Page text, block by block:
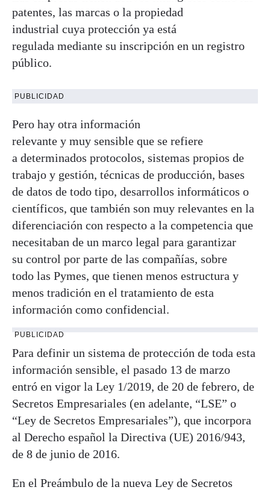
patentes, las marcas o la propiedad
industrial cuya protección ya está
regulada mediante su inscripción en un registro
público.
PUBLICIDAD
Pero hay otra información
relevante y muy sensible que se refiere
a determinados protocolos, sistemas propios de
trabajo y gestión, técnicas de producción, bases
de datos de todo tipo, desarrollos informáticos o
científicos, que también son muy relevantes en la
diferenciación con respecto a la competencia que
necesitaban de un marco legal para garantizar
su control por parte de las compañías, sobre
todo las Pymes, que tienen menos estructura y
menos tradición en el tratamiento de esta
información como confidencial.
PUBLICIDAD
Para definir un sistema de protección de toda esta
información sensible, el pasado 13 de marzo
entró en vigor la Ley 1/2019, de 20 de febrero, de
Secretos Empresariales (en adelante, “LSE” o
“Ley de Secretos Empresariales”), que incorpora
al Derecho español la Directiva (UE) 2016/943,
de 8 de junio de 2016.
En el Preámbulo de la nueva Ley de Secretos